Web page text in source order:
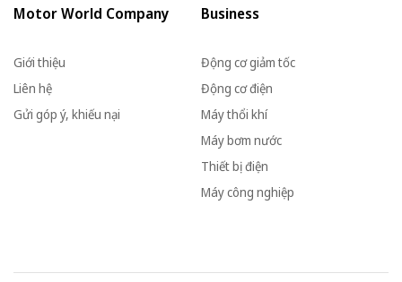
Motor World Company
Giới thiệu
Liên hệ
Gửi góp ý, khiếu nại
Business
Động cơ giảm tốc
Động cơ điện
Máy thổi khí
Máy bơm nước
Thiết bị điện
Máy công nghiệp